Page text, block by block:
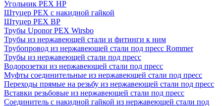
Угольник PEX НР
Штуцер PEX c накидной гайкой
Штуцер PEX ВР
Трубы Uponor PEX Wirsbo
Трубы из нержавеющей стали и фитинги к ним
Трубопровод из нержавеющей стали под пресс Rommer
Трубы из нержавеющей стали под пресс
Водорозетки из нержавеющей стали под пресс
Муфты соединительные из нержавеющей стали под пресс
Переходы прямые на резьбу из нержавеющей стали под пресс
Вставки резьбовые из нержавеющей стали под пресс
Соединитель с накидной гайкой из нержавеющей стали под